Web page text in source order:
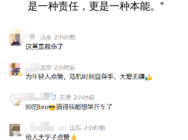
是一种责任，更是一种本能。”